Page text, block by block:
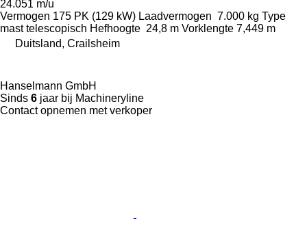
24.051 m/u
Vermogen 175 PK (129 kW) Laadvermogen 7.000 kg Type
mast telescopisch Hefhoogte 24,8 m Vorklengte 7,449 m
Duitsland, Crailsheim
Hanselmann GmbH
Sinds 6 jaar bij Machineryline
Contact opnemen met verkoper